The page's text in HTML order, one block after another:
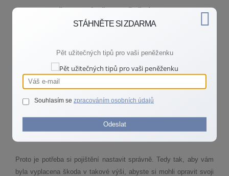
nemovitost pojistíte na mnohem vyšší částku, než je její skutečná
hodnota. Zaprvé platíte mnohem více na pojistném. A zadruhé,
stejně vám v případě škody pojišťovna vyplatí pouze odhadní
cenu.
odhadní hodnota je kolem osmi milionů, stejně těch dvanáct
Proto je potřeba si pojištění nastavit správně. Tedy tak, aby vám
byla vyplacena škoda v takové výši, abyste si mohli opravit svoji
STÁHNĚTE SI ZDARMA
Pět užitečných tipů pro vaši peněženku
Souhlasím se zpracováním osobních údajů
Odeslat